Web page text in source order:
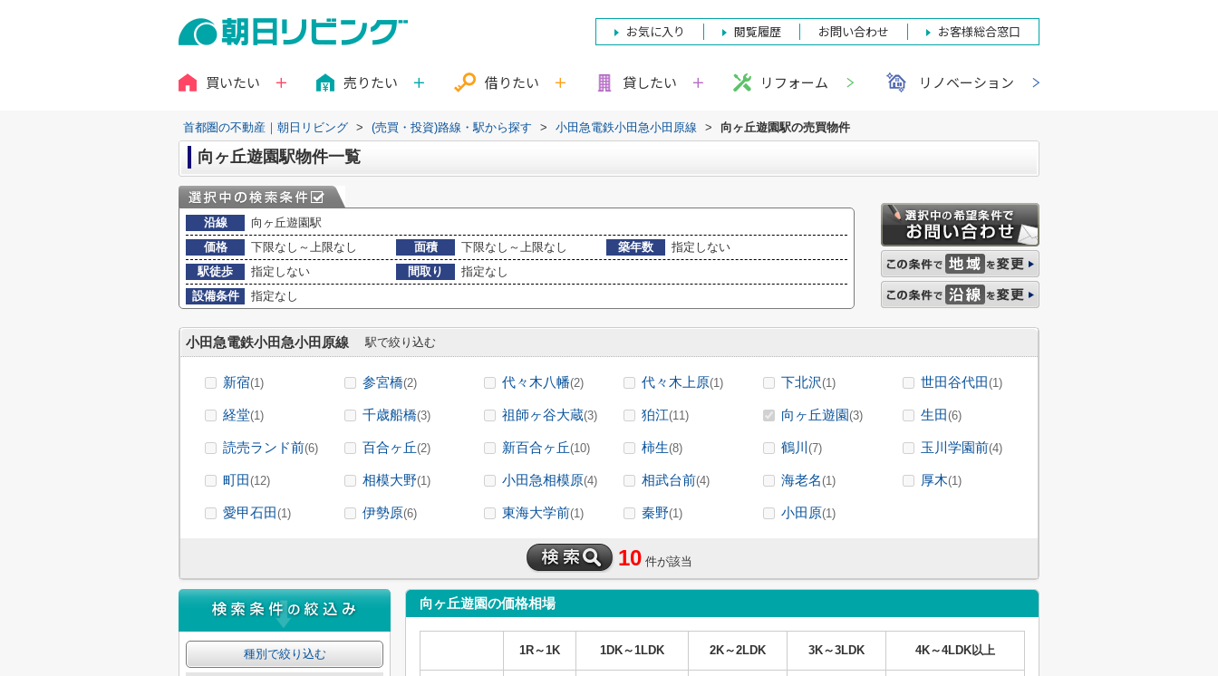
お気に入り 閲覧履歴 お問い合わせ お客様総合窓口
買いたい 売りたい 借りたい 貸したい リフォーム リノベーション
首都圏の不動産｜朝日リビング > (売買・投資)路線・駅から探す > 小田急電鉄小田急小田原線 > 向ヶ丘遊園駅の売買物件
向ヶ丘遊園駅物件一覧
沿線
向ヶ丘遊園駅
価格
下限なし～上限なし 面積 下限なし～上限なし 築年数
指定しない
駅徒歩
指定しない 間取り
指定なし
設備条件
指定なし
小田急電鉄小田急小田原線 駅で絞り込む
新宿(1) 参宮橋(2) 代々木八幡(2) 代々木上原(1) 下北沢(1) 世田谷代田(1)
経堂(1) 千歳船橋(3) 祖師ヶ谷大蔵(3) 狛江(11) 向ヶ丘遊園(3) 生田(6)
読売ランド前(6) 百合ヶ丘(2) 新百合ヶ丘(10) 柿生(8) 鶴川 (7) 玉川学園前(4)
町田(12) 相模大野(1) 小田急相模原(4) 相武台前(4) 海老名(1) 厚木(1)
愛甲石田(1) 伊勢原(6) 東海大学前(1) 秦野(1) 小田原(1)
10 件が該当
向ヶ丘遊園の価格相場
1R～1K 1DK～1LDK 2K～2LDK 3K～3LDK 4K～4LDK以上
種別で絞り込む